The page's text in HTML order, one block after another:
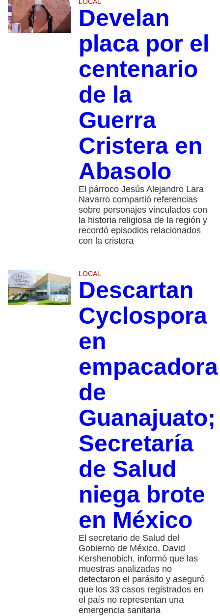
Develan
placa por el
centenario
de la
Guerra
Cristera en
Abasolo
El párroco Jesús Alejandro Lara
Navarro compartió referencias
sobre personajes vinculados con
la historia religiosa de la región y
recordó episodios relacionados
con la cristera
LOCAL
Descartan
Cyclospora
en
empacadora
de
Guanajuato;
Secretaría
de Salud
niega brote
en México
El secretario de Salud del
Gobierno de México, David
Kershenobich, informó que las
muestras analizadas no
detectaron el parásito y aseguró
que los 33 casos registrados en
el país no representan una
emergencia sanitaria